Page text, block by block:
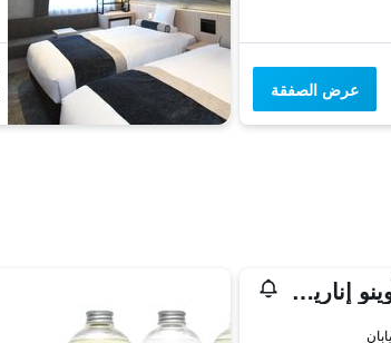
عرض الصفقة
هوتل ماي ستايز أوينو إناريتشو